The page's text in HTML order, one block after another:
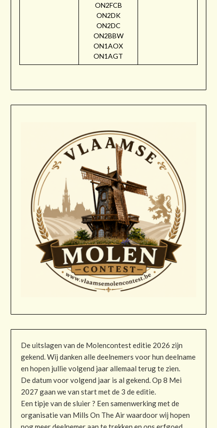
ON2FCB
ON2DK
ON2DC
ON2BBW
ON1AOX
ON1AGT
De uitslagen van de Molencontest editie 2026 zijn
gekend. Wij danken alle deelnemers voor hun deelname
en hopen jullie volgend jaar allemaal terug te zien.
De datum voor volgend jaar is al gekend. Op 8 Mei
2027 gaan we van start met de 3 de editie.
Een tipje van de sluier ? Een samenwerking met de
organisatie van Mills On The Air waardoor wij hopen